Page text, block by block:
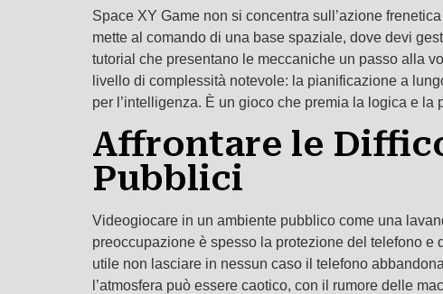
Space XY Game non si concentra sull’azione
mette al comando di una base spaziale, dove devi
tutorial che presentano le meccaniche un passo alla
livello di complessità notevole: la pianificazione a
per l’intelligenza. È un gioco che premia la logica e
Affrontare le
Pubblici
Videogiocare in un ambiente pubblico come una
preoccupazione è spesso la protezione del telefono
utile non lasciare in nessun caso il telefono
l’atmosfera può essere caotico, con il rumore delle